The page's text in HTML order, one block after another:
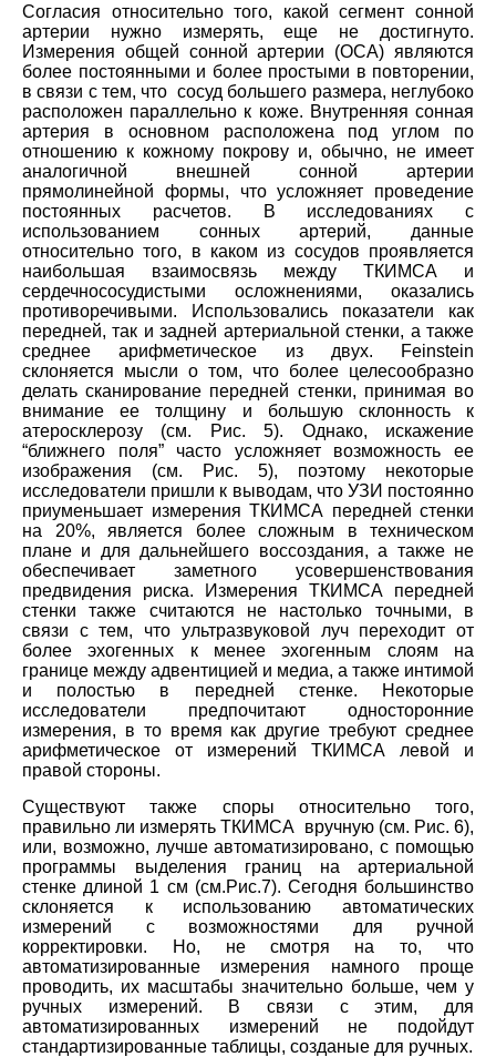
Согласия относительно того, какой сегмент сонной
артерии нужно измерять, еще не достигнуто.
Измерения общей сонной артерии (ОСА) являются
более постоянными и более простыми в повторении,
в связи с тем, что сосуд большего размера, неглубоко
расположен параллельно к коже. Внутренняя сонная
артерия в основном расположена под углом по
отношению к кожному покрову и, обычно, не имеет
аналогичной внешней сонной артерии
прямолинейной формы, что усложняет проведение
постоянных расчетов. В исследованиях с
использованием сонных артерий, данные
относительно того, в каком из сосудов проявляется
наибольшая взаимосвязь между ТКИМСА и
сердечнососудистыми осложнениями, оказались
противоречивыми. Использовались показатели как
передней, так и задней артериальной стенки, а также
среднее арифметическое из двух. Feinstein
склоняется мысли о том, что более целесообразно
делать сканирование передней стенки, принимая во
внимание ее толщину и большую склонность к
атеросклерозу (см. Рис. 5). Однако, искажение
“ближнего поля” часто усложняет возможность ее
изображения (см. Рис. 5), поэтому некоторые
исследователи пришли к выводам, что УЗИ постоянно
приуменьшает измерения ТКИМСА передней стенки
на 20%, является более сложным в техническом
плане и для дальнейшего воссоздания, а также не
обеспечивает заметного усовершенствования
предвидения риска. Измерения ТКИМСА передней
стенки также считаются не настолько точными, в
связи с тем, что ультразвуковой луч переходит от
более эхогенных к менее эхогенным слоям на
границе между адвентицией и медиа, а также интимой
и полостью в передней стенке. Некоторые
исследователи предпочитают односторонние
измерения, в то время как другие требуют среднее
арифметическое от измерений ТКИМСА левой и
правой стороны.
Существуют также споры относительно того,
правильно ли измерять ТКИМСА вручную (см. Рис. 6),
или, возможно, лучше автоматизировано, с помощью
программы выделения границ на артериальной
стенке длиной 1 см (см.Рис.7). Сегодня большинство
склоняется к использованию автоматических
измерений с возможностями для ручной
корректировки. Но, не смотря на то, что
автоматизированные измерения намного проще
проводить, их масштабы значительно больше, чем у
ручных измерений. В связи с этим, для
автоматизированных измерений не подойдут
стандартизированные таблицы, созданые для ручных.